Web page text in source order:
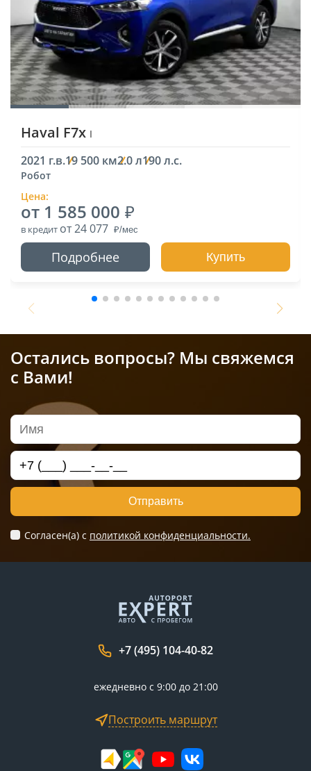
Haval F7x I
2021 г.в.19 500 км2.0 л190 л.с.
Робот
Цена:
от 1 585 000
в кредит от 24 077
Подробнее Купить
Остались вопросы? Мы свяжемся
с Вами!
Отправить
Согласен(а) c политикой конфиденциальности.
+7 (495) 104-40-82
ежедневно с 9:00 до 21:00
Построить маршрут